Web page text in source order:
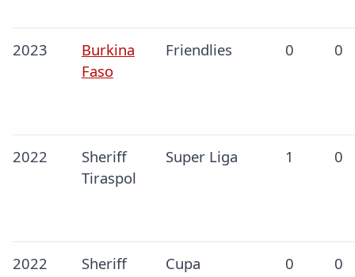
2023
Burkina
Faso
Friendlies 0 0
2022
Sheriff
Tiraspol
Super Liga 1 0
2022
Sheriff
Cupa 0 0